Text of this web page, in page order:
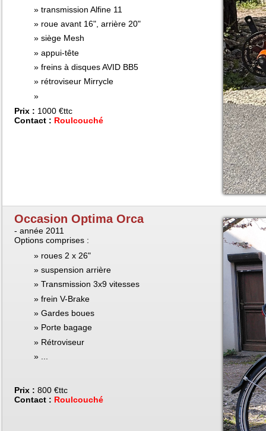
transmission Alfine 11
roue avant 16", arrière 20"
siège Mesh
appui-tête
freins à disques AVID BB5
rétroviseur Mirrycle
Prix : 1000 €ttc
Contact : Roulcouché
Occasion Optima Orca
- année 2011
Options comprises :
roues 2 x 26"
suspension arrière
Transmission 3x9 vitesses
frein V-Brake
Gardes boues
Porte bagage
Rétroviseur
Prix : 800 €ttc
Contact : Roulcouché